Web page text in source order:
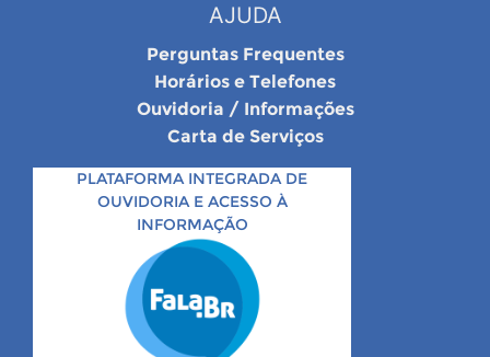
AJUDA
Perguntas Frequentes
Horários e Telefones
Ouvidoria / Informações
Carta de Serviços
PLATAFORMA INTEGRADA DE
OUVIDORIA E ACESSO À
INFORMAÇÃO